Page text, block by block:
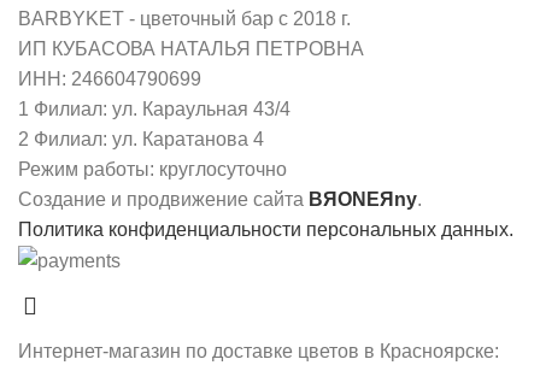
BARBYKET - цветочный бар с 2018 г.
ИП КУБАСОВА НАТАЛЬЯ ПЕТРОВНА
ИНН: 246604790699
1 Филиал: ул. Караульная 43/4
2 Филиал: ул. Каратанова 4
Режим работы: круглосуточно
Создание и продвижение сайта BЯONEЯny.
Политика конфиденциальности персональных данных.
Интернет-магазин по доставке цветов в Красноярске: